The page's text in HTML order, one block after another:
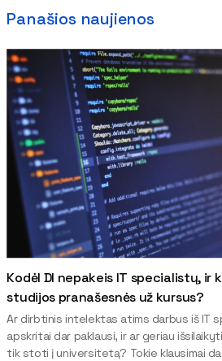
Panašios naujienos
Kodėl DI nepakeis IT specialistų, ir
studijos pranašesnės už kursus?
Ar dirbtinis intelektas atims darbus iš IT
apskritai dar paklausi, ir ar geriau
tik stoti į universitetą? Tokie klausimai